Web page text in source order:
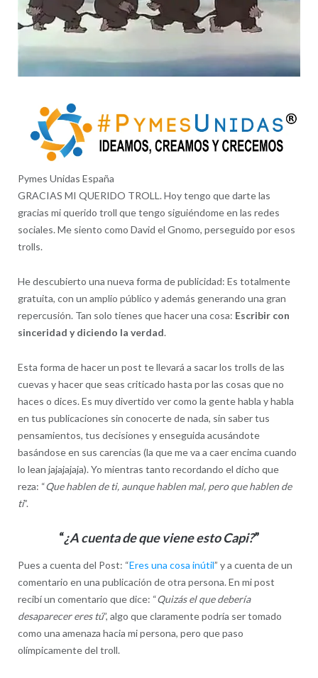
Pymes Unidas España
GRACIAS MI QUERIDO TROLL. Hoy tengo que darte las
gracias mi querido troll que tengo siguiéndome en las redes
sociales. Me siento como David el Gnomo, perseguido por esos
trolls.
He descubierto una nueva forma de publicidad: Es totalmente
gratuita, con un amplio público y además generando una gran
repercusión. Tan solo tienes que hacer una cosa: Escribir con
sinceridad y diciendo la verdad.
Esta forma de hacer un post te llevará a sacar los trolls de las
cuevas y hacer que seas criticado hasta por las cosas que no
haces o dices. Es muy divertido ver como la gente habla y habla
en tus publicaciones sin conocerte de nada, sin saber tus
pensamientos, tus decisiones y enseguida acusándote
basándose en sus carencias (la que me va a caer encima cuando
lo lean jajajajaja). Yo mientras tanto recordando el dicho que
reza: “Que hablen de ti, aunque hablen mal, pero que hablen de
ti”.
“¿A cuenta de que viene esto Capi?”
Pues a cuenta del Post: “Eres una cosa inútil” y a cuenta de un
comentario en una publicación de otra persona. En mi post
recibí un comentario que dice: “Quizás el que debería
desaparecer eres tú”, algo que claramente podría ser tomado
como una amenaza hacia mi persona, pero que paso
olímpicamente del troll.